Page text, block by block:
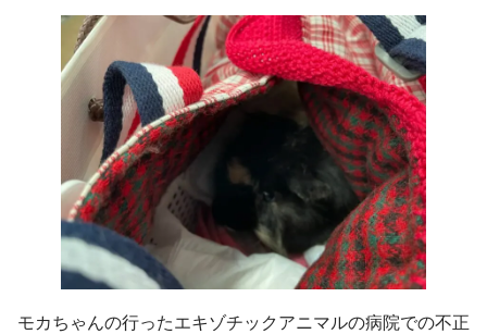
モカちゃんの行ったエキゾチックアニマルの病院での不正